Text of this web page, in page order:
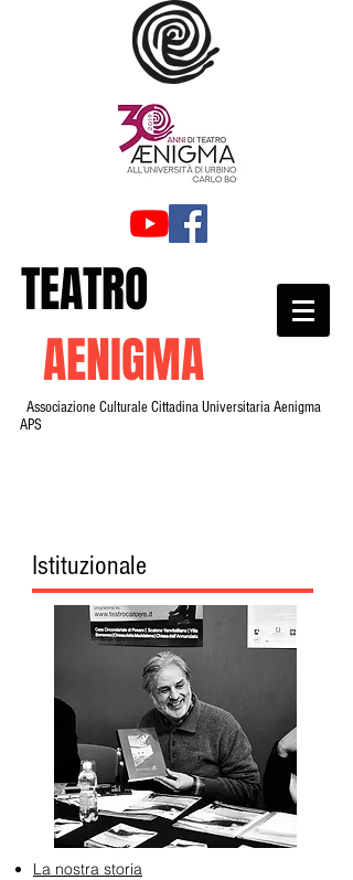
TEATRO
AENIGMA
Associazione Culturale Cittadina Universitaria Aenigma
APS
Istituzionale
La nostra storia